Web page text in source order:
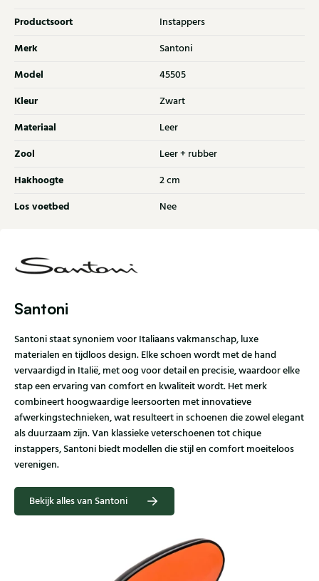
Productsoort Instappers
Merk Santoni
Model 45505
Kleur Zwart
Materiaal Leer
Zool Leer + rubber
Hakhoogte 2 cm
Los voetbed Nee
Santoni
Santoni staat synoniem voor Italiaans vakmanschap, luxe
materialen en tijdloos design. Elke schoen wordt met de hand
vervaardigd in Italië, met oog voor detail en precisie, waardoor elke
stap een ervaring van comfort en kwaliteit wordt. Het merk
combineert hoogwaardige leersoorten met innovatieve
afwerkingstechnieken, wat resulteert in schoenen die zowel elegant
als duurzaam zijn. Van klassieke veterschoenen tot chique
instappers, Santoni biedt modellen die stijl en comfort moeiteloos
verenigen.
Bekijk alles van Santoni